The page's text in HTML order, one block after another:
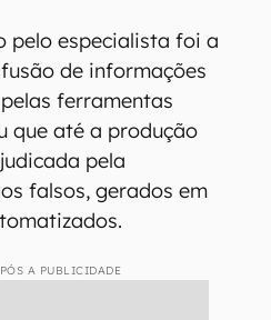
pelo especialista foi a
de informações
ferramentas
que até a produção
pela
falsos, gerados em
A PUBLICIDADE